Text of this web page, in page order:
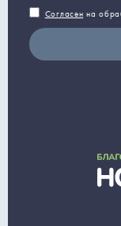
Согласен на